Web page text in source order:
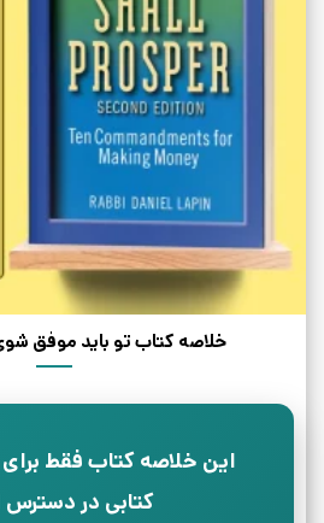
خلاصه کتاب تو باید موفق
این خلاصه کتاب فقط
کتابی در